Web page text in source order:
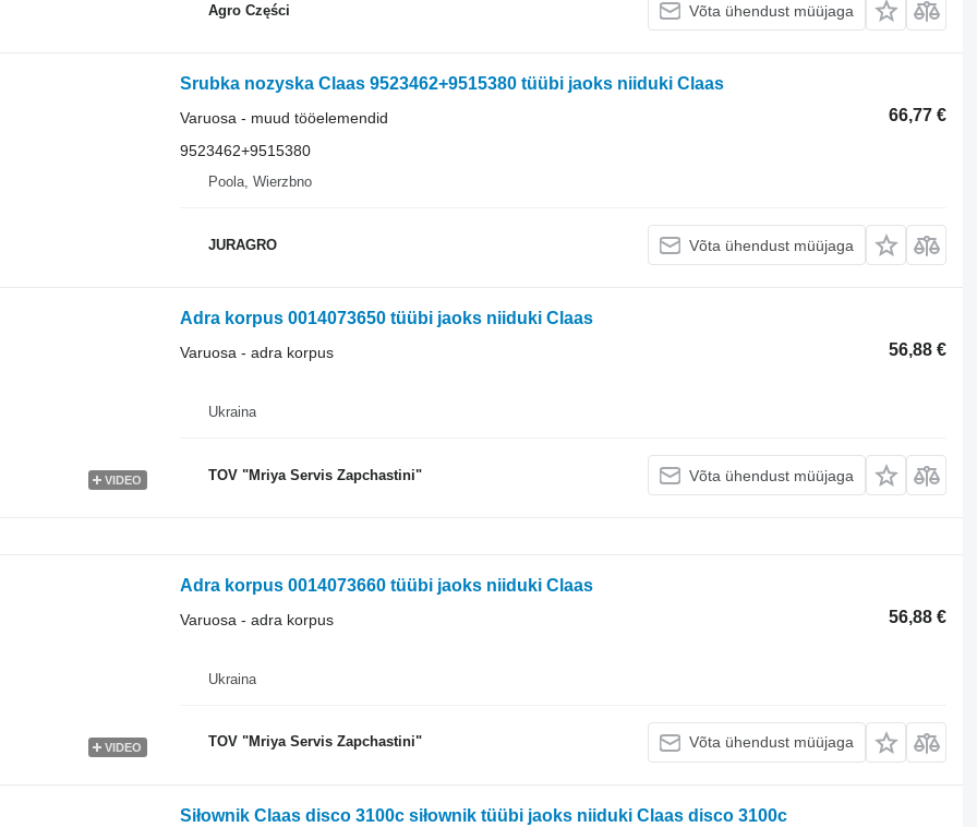
Agro Części Võta ühendust müüjaga
Srubka nozyska Claas 9523462+9515380 tüübi jaoks niiduki Claas
66,77 €
Varuosa - muud tööelemendid
9523462+9515380
Poola, Wierzbno
JURAGRO Võta ühendust müüjaga
VIDEO
Adra korpus 0014073650 tüübi jaoks niiduki Claas
56,88 €
Varuosa - adra korpus
Ukraina
TOV "Mriya Servis Zapchastini" Võta ühendust müüjaga
VIDEO
Adra korpus 0014073660 tüübi jaoks niiduki Claas
56,88 €
Varuosa - adra korpus
Ukraina
TOV "Mriya Servis Zapchastini" Võta ühendust müüjaga
Siłownik Claas disco 3100c siłownik tüübi jaoks niiduki Claas disco 3100c